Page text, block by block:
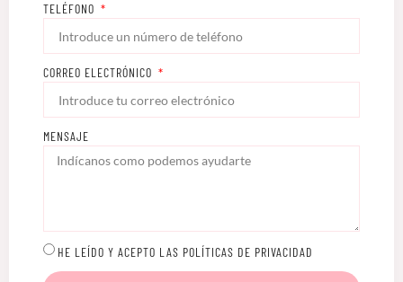
TELÉFONO
CORREO ELECTRÓNICO
MENSAJE
HE LEÍDO Y ACEPTO LAS POLÍTICAS DE PRIVACIDAD